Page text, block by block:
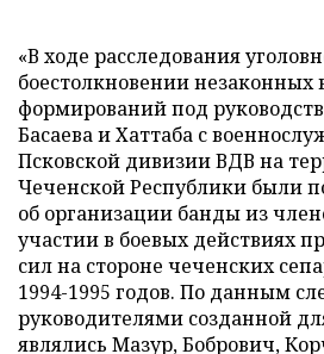
«В ходе расследования
боестолкновении
формирований под
Басаева и Хаттаба с
Псковской дивизии ВДВ на
Чеченской Республики были
об организации банды из
участии в боевых действиях
сил на стороне чеченских
1994-1995 годов. По данным
руководителями созданной
являлись Мазур, Бобрович,